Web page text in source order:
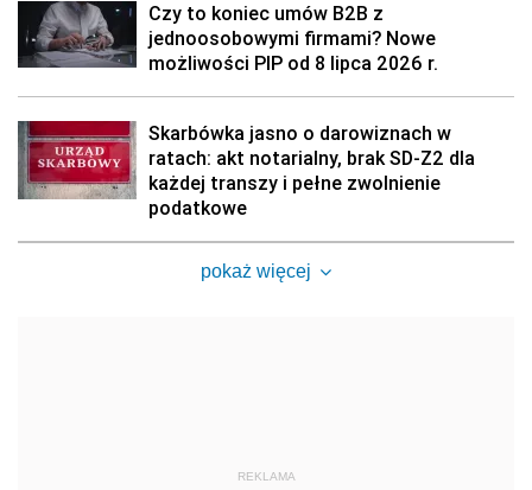
Czy to koniec umów B2B z
jednoosobowymi firmami? Nowe
możliwości PIP od 8 lipca 2026 r.
Skarbówka jasno o darowiznach w
ratach: akt notarialny, brak SD-Z2 dla
każdej transzy i pełne zwolnienie
podatkowe
pokaż więcej
REKLAMA